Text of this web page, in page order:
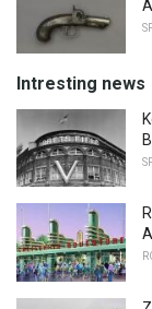
Intresting news